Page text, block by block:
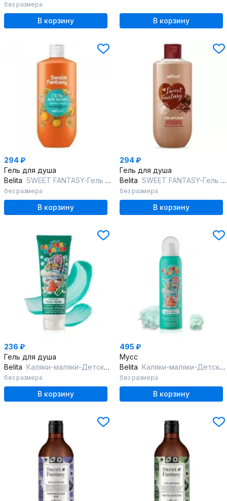
без размера
В корзину В корзину
294 ₽
Гель для душа
Belita SWEET FANTASY-Гель для душа "Мандариновый"
без размера
В корзину
294 ₽
Гель для душа
Belita SWEET FANTASY-Гель для душа "Шоколадное наслаждение"
без размера
В корзину
236 ₽
Гель для душа
Belita Каляки-маляки-Детская гель-пена ЗЕЛЕНАЯ д/купания и рисования "Веселые
без размера
В корзину
495 ₽
Мусс
Belita Каляки-маляки-Детская мусс-пена "Зеленое облачко тутти-фрутти" д/мытья
без размера
В корзину